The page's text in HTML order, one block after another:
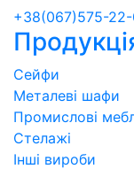
+38(067)575-
Сейфи
Металеві шафи
Промислові
Стелажі
Інші вироби